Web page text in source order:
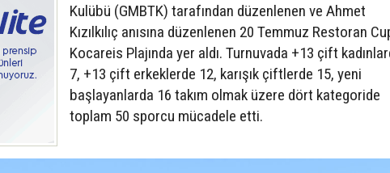
Kulübü (GMBTK) tarafından düzenlenen ve Ahmet
Kızılkılıç anısına düzenlenen 20 Temmuz Restoran
Kocareis Plajında yer aldı. Turnuvada +13 çift
7, +13 çift erkeklerde 12, karışık çiftlerde 15, yeni
başlayanlarda 16 takım olmak üzere dört kategoride
toplam 50 sporcu mücadele etti.